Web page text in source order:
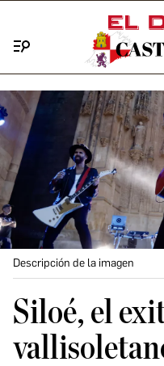
Descripción de la imagen
Siloé, el